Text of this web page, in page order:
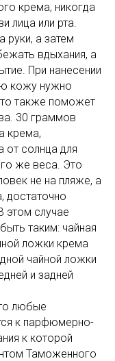
крема, никогда
лица или рта.
руки, а затем
вдыхания, а
При нанесении
кожу нужно
также поможет
30 граммов
крема,
от солнца для
же веса. Это
не на пляже, а
достаточно
этом случае
таким: чайная
ложки крема
чайной ложки
и задней
любые
к парфюмерно-
к которой
Таможенного